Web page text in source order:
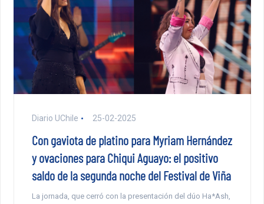
Diario UChile 25-02-2025
Con gaviota de platino para Myriam Hernández
y ovaciones para Chiqui Aguayo: el positivo
saldo de la segunda noche del Festival de Viña
La jornada, que cerró con la presentación del dúo Ha*Ash,